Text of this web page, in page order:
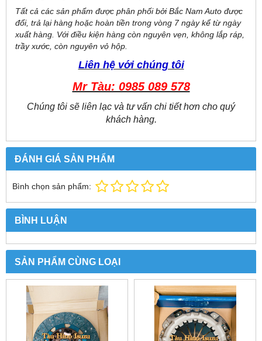
Tất cả các sản phẩm được phân phối bởi Bắc Nam Auto được
đổi, trả lại hàng hoặc hoàn tiền trong vòng 7 ngày kể từ ngày
xuất hàng. Với điều kiện hàng còn nguyên vẹn, không lắp ráp,
trầy xước, còn nguyên vỏ hộp.
Liên hệ với chúng tôi
Mr Tàu: 0985 089 578
Chúng tôi sẽ liên lạc và tư vấn chi tiết hơn cho quý
khách hàng.
ĐÁNH GIÁ SẢN PHẨM
Bình chọn sản phẩm:
BÌNH LUẬN
SẢN PHẨM CÙNG LOẠI